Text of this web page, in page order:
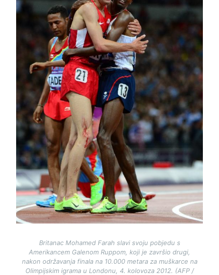
Britanac Mohamed Farah slavi svoju pobjedu s
Amerikancem Galenom Ruppom, koji je završio drugi,
nakon održavanja finala na 10.000 metara za muškarce na
Olimpijskim igrama u Londonu, 4. kolovoza 2012. (AFP /